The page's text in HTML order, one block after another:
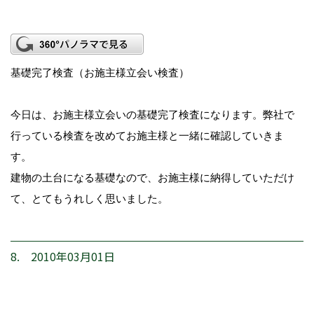
基礎完了検査（お施主様立会い検査）
今日は、お施主様立会いの基礎完了検査になります。弊社で
行っている検査を改めてお施主様と一緒に確認していきま
す。
建物の土台になる基礎なので、お施主様に納得していただけ
て、とてもうれしく思いました。
8. 2010年03月01日